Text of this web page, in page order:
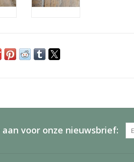
voor onze nieuwsbrief: